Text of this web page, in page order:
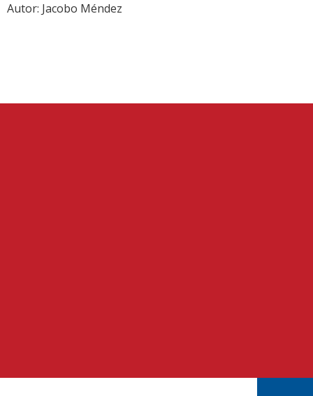
Autor: Jacobo Méndez